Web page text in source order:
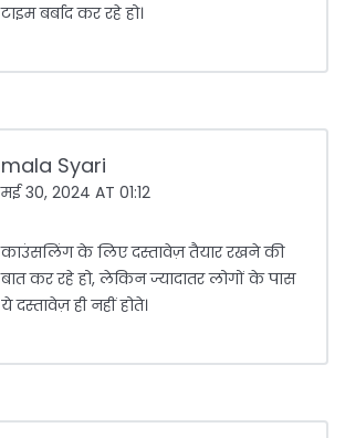
टाइम बर्बाद कर रहे हो।
mala Syari
मई 30, 2024 AT 01:12
काउंसलिंग के लिए दस्तावेज़ तैयार रखने की
बात कर रहे हो, लेकिन ज्यादातर लोगों के पास
ये दस्तावेज़ ही नहीं होते।